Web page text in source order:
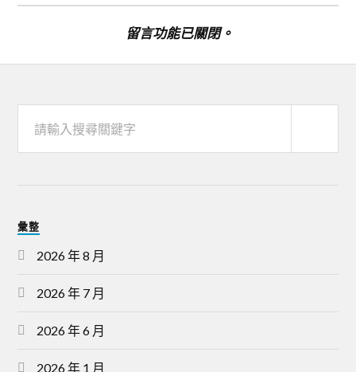
留言功能已關閉。
彙整
2026 年 8 月
2026 年 7 月
2026 年 6 月
2026 年 1 月